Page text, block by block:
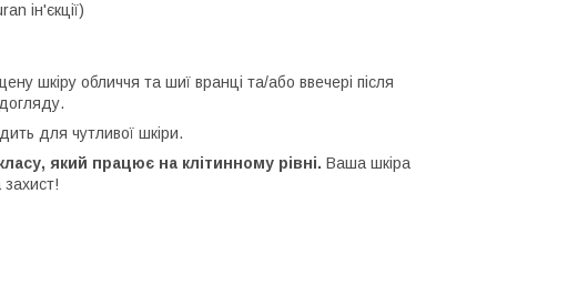
ін'єкції)
шкіру обличчя та шиї вранці та/або ввечері після
для чутливої шкіри.
який працює на клітинному рівні. Ваша шкіра